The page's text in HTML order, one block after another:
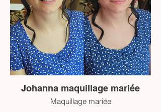
Johanna maquillage mariée
Maquillage mariée